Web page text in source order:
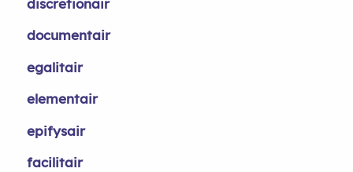
documentair
egalitair
elementair
epifysair
facilitair